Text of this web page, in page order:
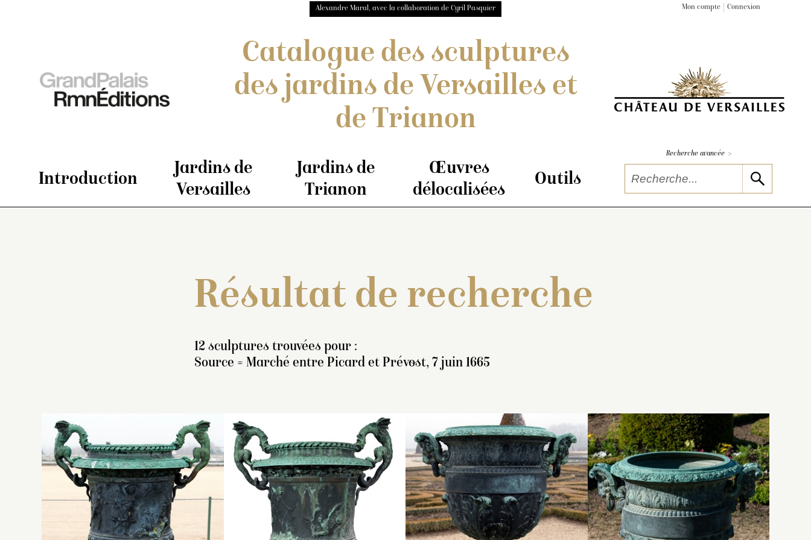
Alexandre Maral, avec la collaboration de Cyril Pasquier Mon compte Connexion
Catalogue des sculptures
des jardins de Versailles et
de Trianon
Introduction
Jardins de
Versailles
Jardins de
Trianon
Œuvres
délocalisées
Outils
Recherche avancée >
Résultat de recherche
12 sculptures trouvées pour :
Source = Marché entre Picard et Prévost, 7 juin 1665
Inventaire de 1707 : « Deux
vazes de bronze, de deux
pieds un pouce et demi de
haut, ayant la moulure d’en
haut ornée de feuilles d’eau
Inventaire de 1707 : « Deux
vazes de bronze, de deux
pieds un pouce et demi de
haut, ayant la moulure d’en
haut ornée de feuilles d’eau
Inventaire de 1707 : « Deux
vazes de bronze, de deux
pieds deux pouces et demi
de haut, ayant la moulure
d’en haut ornée de
Inventaire de 1707 : « Deux
vazes de bronze, de deux
pieds deux pouces et demi
de haut, ayant la moulure
d’en haut ornée de